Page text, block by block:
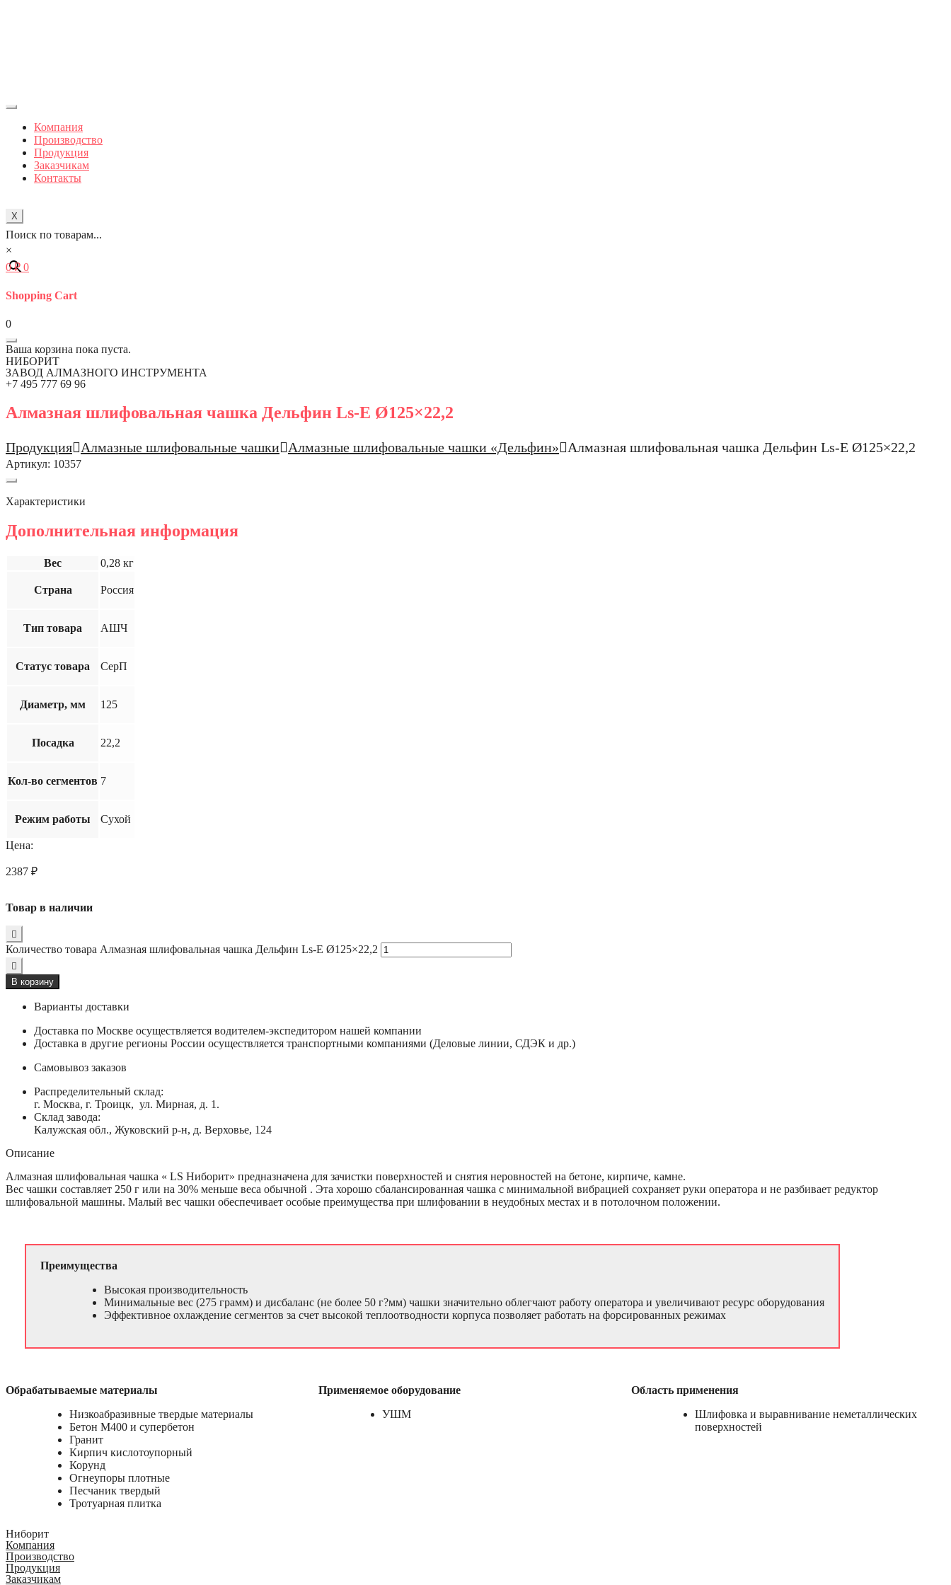
Компания
Производство
Продукция
Заказчикам
Контакты
X
Поиск по товарам...
×
0₽ 0
Shopping Cart
0
Ваша корзина пока пуста.
НИБОРИТ
ЗАВОД АЛМАЗНОГО ИНСТРУМЕНТА
+7 495 777 69 96
Алмазная шлифовальная чашка Дельфин Ls-E Ø125×22,2
Продукция Алмазные шлифовальные чашки Алмазные шлифовальные чашки «Дельфин» Алмазная шлифовальная чашка Дельфин Ls-E Ø125×22,2
Артикул: 10357
Характеристики
Дополнительная информация
Вес 0,28 кг
Страна Россия
Тип товара АШЧ
Статус товара СерП
Диаметр, мм 125
Посадка 22,2
Кол-во сегментов 7
Режим работы Сухой
Цена:
2387 ₽
Товар в наличии
Количество товара Алмазная шлифовальная чашка Дельфин Ls-E Ø125×22,2
В корзину
Варианты доставки
Доставка по Москве осуществляется водителем-экспедитором нашей компании
Доставка в другие регионы России осуществляется транспортными компаниями (Деловые линии, СДЭК и др.)
Самовывоз заказов
Распределительный склад:
г. Москва, г. Троицк, ул. Мирная, д. 1.
Склад завода:
Калужская обл., Жуковский р-н, д. Верховье, 124
Описание
Алмазная шлифовальная чашка « LS Ниборит» предназначена для зачистки поверхностей и снятия неровностей на бетоне, кирпиче, камне.
Вес чашки составляет 250 г или на 30% меньше веса обычной . Эта хорошо сбалансированная чашка с минимальной вибрацией сохраняет руки оператора и не разбивает редуктор
шлифовальной машины. Малый вес чашки обеспечивает особые преимущества при шлифовании в неудобных местах и в потолочном положении.
Преимущества
Высокая производительность
Минимальные вес (275 грамм) и дисбаланс (не более 50 г?мм) чашки значительно облегчают работу оператора и увеличивают ресурс оборудования
Эффективное охлаждение сегментов за счет высокой теплоотводности корпуса позволяет работать на форсированных режимах
Обрабатываемые материалы
Низкоабразивные твердые материалы
Бетон М400 и супербетон
Гранит
Кирпич кислотоупорный
Корунд
Огнеупоры плотные
Песчаник твердый
Тротуарная плитка
Применяемое оборудование
УШМ
Область применения
Шлифовка и выравнивание неметаллических
поверхностей
Ниборит
Компания
Производство
Продукция
Заказчикам